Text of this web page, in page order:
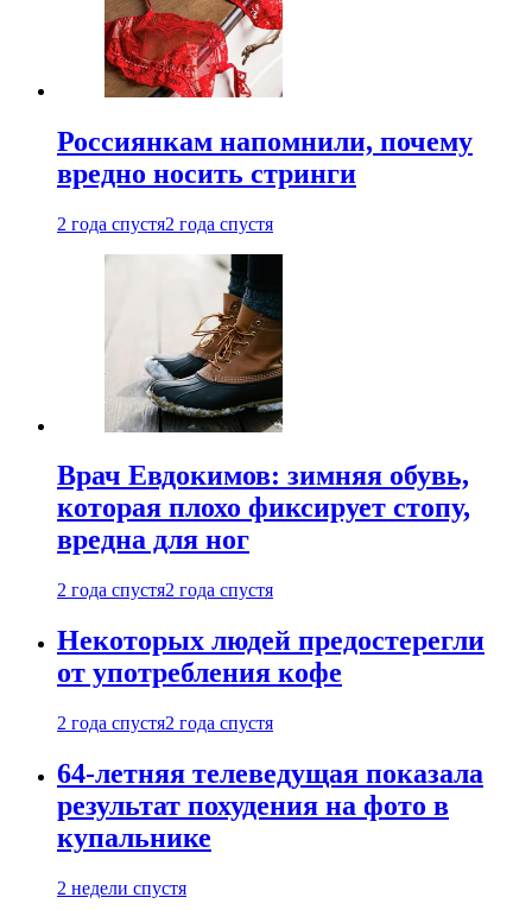
Россиянкам напомнили, почему
вредно носить стринги
2 года спустя2 года спустя
Врач Евдокимов: зимняя обувь,
которая плохо фиксирует стопу,
вредна для ног
2 года спустя2 года спустя
Некоторых людей предостерегли
от употребления кофе
2 года спустя2 года спустя
64-летняя телеведущая показала
результат похудения на фото в
купальнике
2 недели спустя